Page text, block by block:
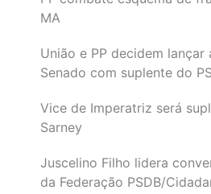
MA
União e PP decidem lançar
Senado com suplente do
Vice de Imperatriz será
Sarney
Juscelino Filho lidera
da Federação PSDB/